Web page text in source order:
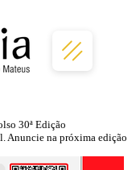
30ª Edição
Anuncie na próxima edição